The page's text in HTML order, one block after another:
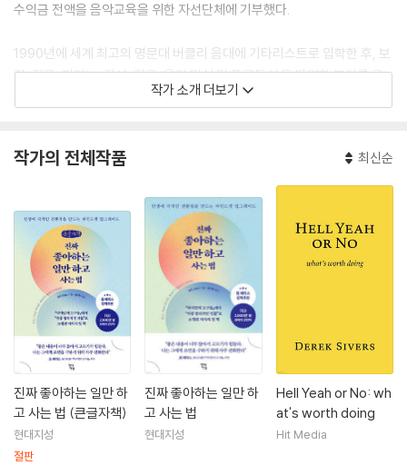
수익금 전액을 음악교육을 위한 자선단체에 기부했다.
1990년에 세계 최고의 명문대 버클리 음대에 기타리스트로 입학한 후, 보
컬, 작곡, 피아노, 작사, 작곡, 음악 믹싱 및 프로듀싱 등 다양한 분야를 공
부했다. 이 외에도 TED의 인기 강연자, 서커스 공연자, 기업가 등 다채로
간”의 대표적인 사례로 소개하며, 실제로 그에게 조언을 구하기 위해 자주
연락한다고 밝혔다. 데릭은 이 책에서, 가치 있는 일이 무엇인지 찾고, 잘못
된 생각을 고치고, 생각을 행동으로 옮기는 방법에 대해 온몸으로 경험한
생생한 깨달음을 담아냈다.
저자는 독자들과 연결되는 것을 좋아하며, 이메일을 통해 의견을 듣고 답
장을 보내는 것을 즐긴다. 만약 데릭이 누구인지, 뭐하는 사람인지 궁금하
다면 sive.rs.를 방문해주길 바란다. 여기에 다 있다. 또한, sive.rs/conta
ct로 가서 안부 인사를 남겨주길. 궁금한 건 뭐든지 물어봐도 좋고 자신에
대해 알려줘도 된다.
작가 소개 더보기
작가의 전체작품 최신순
진짜 좋아하는 일만 하
고 사는 법 (큰글자책)
현대지성
절판
진짜 좋아하는 일만 하
고 사는 법
현대지성
Hell Yeah or No: wh
at's worth doing
Hit Media